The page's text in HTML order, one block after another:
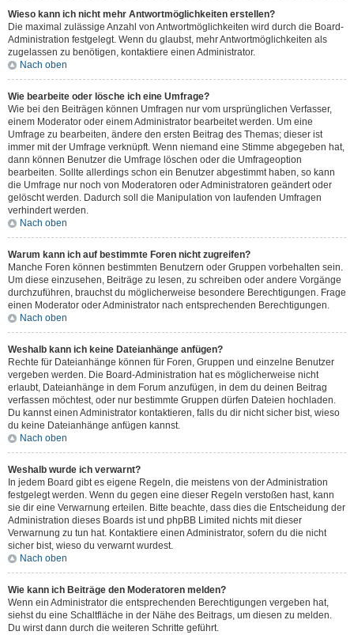
Wieso kann ich nicht mehr Antwortmöglichkeiten erstellen?
Die maximal zulässige Anzahl von Antwortmöglichkeiten wird durch die Board-
Administration festgelegt. Wenn du glaubst, mehr Antwortmöglichkeiten als
zugelassen zu benötigen, kontaktiere einen Administrator.
Nach oben
Wie bearbeite oder lösche ich eine Umfrage?
Wie bei den Beiträgen können Umfragen nur vom ursprünglichen Verfasser,
einem Moderator oder einem Administrator bearbeitet werden. Um eine
Umfrage zu bearbeiten, ändere den ersten Beitrag des Themas; dieser ist
immer mit der Umfrage verknüpft. Wenn niemand eine Stimme abgegeben hat,
dann können Benutzer die Umfrage löschen oder die Umfrageoption
bearbeiten. Sollte allerdings schon ein Benutzer abgestimmt haben, so kann
die Umfrage nur noch von Moderatoren oder Administratoren geändert oder
gelöscht werden. Dadurch soll die Manipulation von laufenden Umfragen
verhindert werden.
Nach oben
Warum kann ich auf bestimmte Foren nicht zugreifen?
Manche Foren können bestimmten Benutzern oder Gruppen vorbehalten sein.
Um diese einzusehen, Beiträge zu lesen, zu schreiben oder andere Vorgänge
durchzuführen, brauchst du möglicherweise besondere Berechtigungen. Frage
einen Moderator oder Administrator nach entsprechenden Berechtigungen.
Nach oben
Weshalb kann ich keine Dateianhänge anfügen?
Rechte für Dateianhänge können für Foren, Gruppen und einzelne Benutzer
vergeben werden. Die Board-Administration hat es möglicherweise nicht
erlaubt, Dateianhänge in dem Forum anzufügen, in dem du deinen Beitrag
verfassen möchtest, oder nur bestimmte Gruppen dürfen Dateien hochladen.
Du kannst einen Administrator kontaktieren, falls du dir nicht sicher bist, wieso
du keine Dateianhänge anfügen kannst.
Nach oben
Weshalb wurde ich verwarnt?
In jedem Board gibt es eigene Regeln, die meistens von der Administration
festgelegt werden. Wenn du gegen eine dieser Regeln verstoßen hast, kann
sie dir eine Verwarnung erteilen. Bitte beachte, dass dies die Entscheidung der
Administration dieses Boards ist und phpBB Limited nichts mit dieser
Verwarnung zu tun hat. Kontaktiere einen Administrator, sofern du die nicht
sicher bist, wieso du verwarnt wurdest.
Nach oben
Wie kann ich Beiträge den Moderatoren melden?
Wenn ein Administrator die entsprechenden Berechtigungen vergeben hat,
siehst du eine Schaltfläche in der Nähe des Beitrags, um diesen zu melden.
Du wirst dann durch die weiteren Schritte geführt.